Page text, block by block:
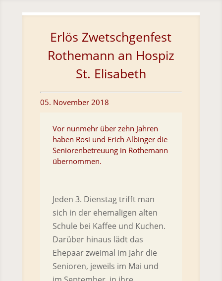
Skip To Content
Erlös Zwetschgenfest
Rothemann an Hospiz
St. Elisabeth
05. November 2018
Vor nunmehr über zehn Jahren
haben Rosi und Erich Albinger die
Seniorenbetreuung in Rothemann
übernommen.
Jeden 3. Dienstag trifft man
sich in der ehemaligen alten
Schule bei Kaffee und Kuchen.
Darüber hinaus lädt das
Ehepaar zweimal im Jahr die
Senioren, jeweils im Mai und